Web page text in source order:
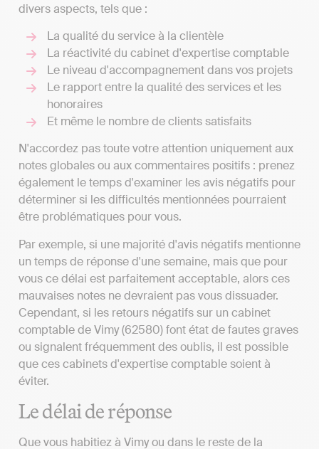
divers aspects, tels que :
La qualité du service à la clientèle
La réactivité du cabinet d'expertise comptable
Le niveau d'accompagnement dans vos projets
Le rapport entre la qualité des services et les
honoraires
Et même le nombre de clients satisfaits
N'accordez pas toute votre attention uniquement aux
notes globales ou aux commentaires positifs : prenez
également le temps d'examiner les avis négatifs pour
déterminer si les difficultés mentionnées pourraient
être problématiques pour vous.
Par exemple, si une majorité d'avis négatifs mentionne
un temps de réponse d'une semaine, mais que pour
vous ce délai est parfaitement acceptable, alors ces
mauvaises notes ne devraient pas vous dissuader.
Cependant, si les retours négatifs sur un cabinet
comptable de Vimy (62580) font état de fautes graves
ou signalent fréquemment des oublis, il est possible
que ces cabinets d'expertise comptable soient à
éviter.
Le délai de réponse
Que vous habitiez à Vimy ou dans le reste de la